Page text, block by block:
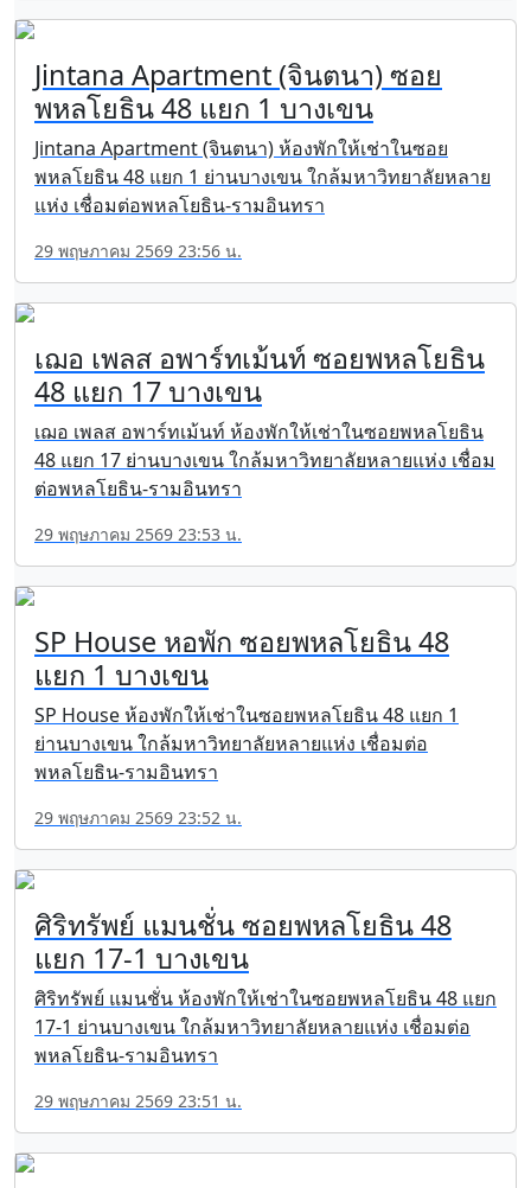
Jintana Apartment (จินตนา) ซอย
พหลโยธิน 48 แยก 1 บางเขน
Jintana Apartment (จินตนา) ห้องพักให้เช่าในซอย
พหลโยธิน 48 แยก 1 ย่านบางเขน ใกล้มหาวิทยาลัยหลาย
แห่ง เชื่อมต่อพหลโยธิน-รามอินทรา
29 พฤษภาคม 2569 23:56 น.
เฌอ เพลส อพาร์ทเม้นท์ ซอยพหลโยธิน
48 แยก 17 บางเขน
เฌอ เพลส อพาร์ทเม้นท์ ห้องพักให้เช่าในซอยพหลโยธิน
48 แยก 17 ย่านบางเขน ใกล้มหาวิทยาลัยหลายแห่ง เชื่อม
ต่อพหลโยธิน-รามอินทรา
29 พฤษภาคม 2569 23:53 น.
SP House หอพัก ซอยพหลโยธิน 48
แยก 1 บางเขน
SP House ห้องพักให้เช่าในซอยพหลโยธิน 48 แยก 1
ย่านบางเขน ใกล้มหาวิทยาลัยหลายแห่ง เชื่อมต่อ
พหลโยธิน-รามอินทรา
29 พฤษภาคม 2569 23:52 น.
ศิริทรัพย์ แมนชั่น ซอยพหลโยธิน 48
แยก 17-1 บางเขน
ศิริทรัพย์ แมนชั่น ห้องพักให้เช่าในซอยพหลโยธิน 48 แยก
17-1 ย่านบางเขน ใกล้มหาวิทยาลัยหลายแห่ง เชื่อมต่อ
พหลโยธิน-รามอินทรา
29 พฤษภาคม 2569 23:51 น.